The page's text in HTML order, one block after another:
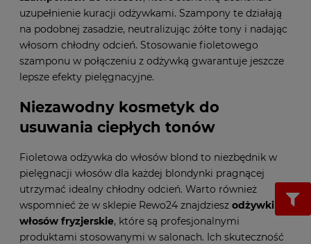
uzupełnienie kuracji odżywkami. Szampony te działają
na podobnej zasadzie, neutralizując żółte tony i nadając
włosom chłodny odcień. Stosowanie fioletowego
szamponu w połączeniu z odżywką gwarantuje jeszcze
lepsze efekty pielęgnacyjne.
Niezawodny kosmetyk do
usuwania ciepłych tonów
Fioletowa odżywka do włosów blond to niezbędnik w
pielęgnacji włosów dla każdej blondynki pragnącej
utrzymać idealny chłodny odcień. Warto również
wspomnieć że w sklepie Rewo24 znajdziesz odżywki do
włosów fryzjerskie, które są profesjonalnymi
produktami stosowanymi w salonach. Ich skuteczność